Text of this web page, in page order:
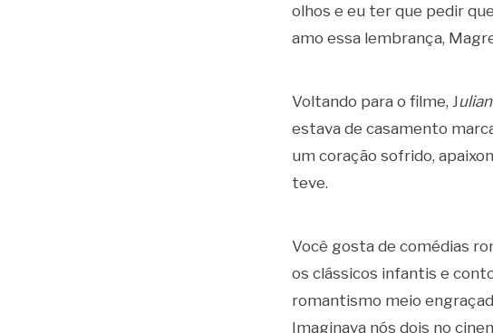
olhos e eu ter que pedir
amo essa lembrança,
Voltando para o filme, J
estava de casamento
um coração sofrido,
teve.
Você gosta de comédias
os clássicos infantis e
romantismo meio
Imaginava nós dois no